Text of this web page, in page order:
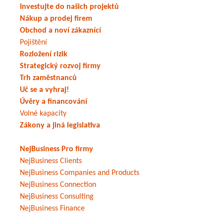
Investujte do našich projektů
Nákup a prodej firem
Obchod a noví zákaznící
Pojištění
Rozložení rizik
Strategický rozvoj firmy
Trh zaměstnanců
Uč se a vyhraj!
Úvěry a financování
Volné kapacity
Zákony a jiná legislativa
NejBusiness Pro firmy
NejBusiness Clients
NejBusiness Companies and Products
NejBusiness Connection
NejBusiness Consulting
NejBusiness Finance